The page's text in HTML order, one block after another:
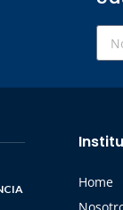
Home